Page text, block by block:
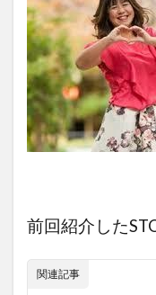
前回紹介した
関連記事